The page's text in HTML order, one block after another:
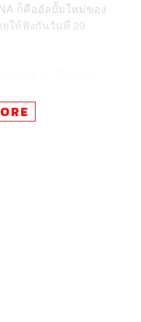
ก็คืออัลบั้มใหม่ของ
ยให้ฟังกันวันที่ 29
aespa